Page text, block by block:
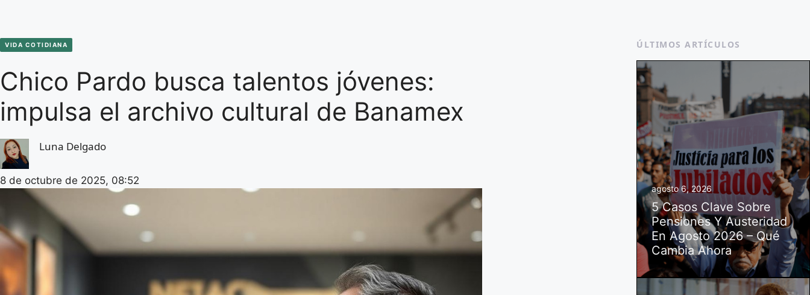
VIDA COTIDIANA
Chico Pardo busca talentos jóvenes:
impulsa el archivo cultural de Banamex
Luna Delgado
8 de octubre de 2025, 08:52
ÚLTIMOS ARTÍCULOS
agosto 6, 2026
5 Casos Clave Sobre
Pensiones Y Austeridad
En Agosto 2026 – Qué
Cambia Ahora